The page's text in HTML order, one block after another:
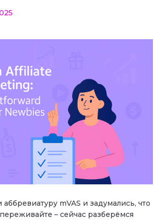
mVAS и задумались, что
– сейчас разберёмся